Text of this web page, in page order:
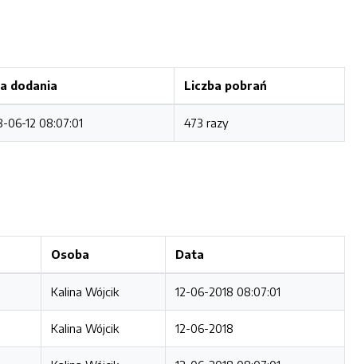
dodania Liczba pobrań
06-12 08:07:01 473 razy
Osoba Data
Kalina Wójcik 12-06-2018 08:07:01
Kalina Wójcik 12-06-2018